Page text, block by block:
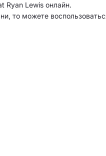
Ryan Lewis онлайн.
то можете